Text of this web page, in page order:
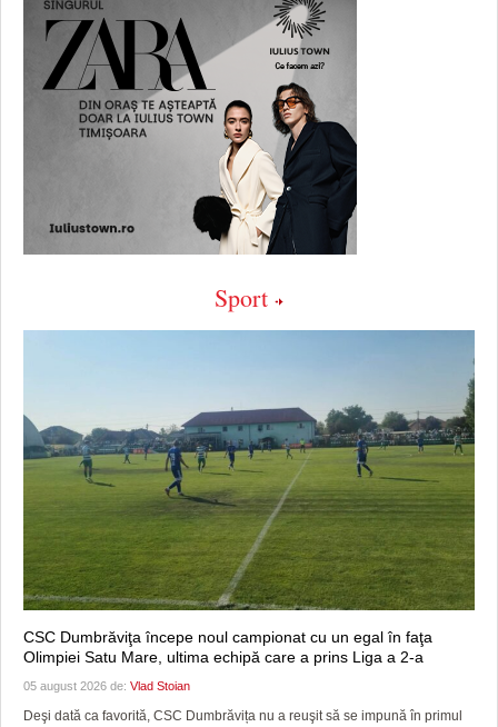
Sport
CSC Dumbrăviţa începe noul campionat cu un egal în faţa
Olimpiei Satu Mare, ultima echipă care a prins Liga a 2-a
05 august 2026 de: Vlad Stoian
Deşi dată ca favorită, CSC Dumbrăvița nu a reuşit să se impună în primul